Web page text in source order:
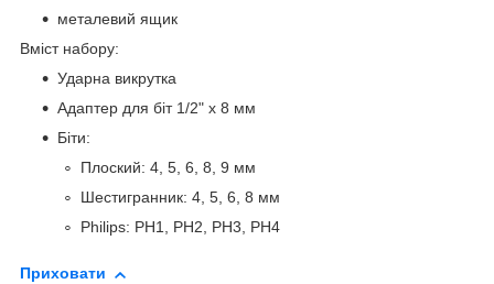
металевий ящик
Вміст набору:
Ударна викрутка
Адаптер для біт 1/2" x 8 мм
Біти:
Плоский: 4, 5, 6, 8, 9 мм
Шестигранник: 4, 5, 6, 8 мм
Philips: PH1, PH2, PH3, PH4
Приховати